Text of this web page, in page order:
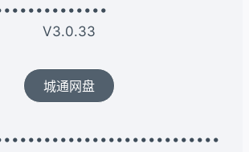
V3.0.33
城通网盘